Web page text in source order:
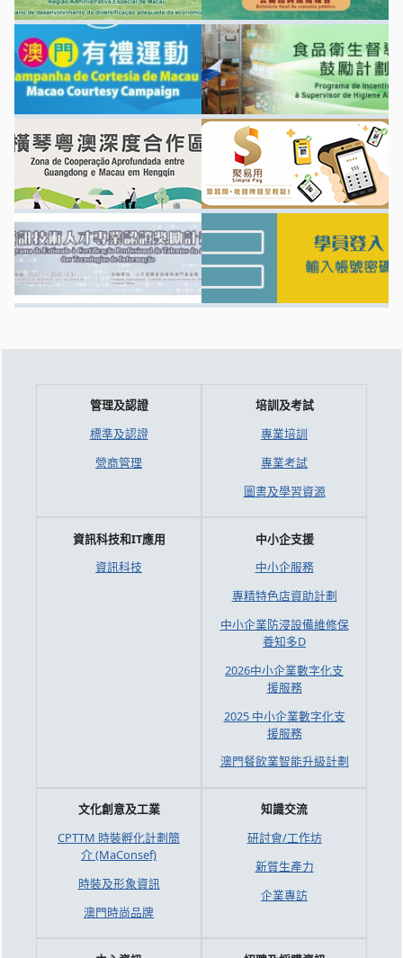
管理及認證
標準及認證
營商管理
培訓及考試
專業培訓
專業考試
圖書及學習資源
資訊科技和IT應用
資訊科技
中小企支援
中小企服務
專精特色店資助計劃
中小企業防浸設備維修保
養知多D
2026中小企業數字化支
援服務
2025 中小企業數字化支
援服務
澳門餐飲業智能升級計劃
文化創意及工業
CPTTM 時裝孵化計劃簡
介 (MaConsef)
時裝及形象資訊
澳門時尚品牌
知識交流
研討會/工作坊
新質生產力
企業專訪